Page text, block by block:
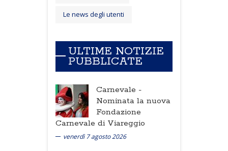
Le news degli utenti
ULTIME NOTIZIE
PUBBLICATE
Carnevale -
Nominata la nuova
Fondazione
Carnevale di Viareggio
venerdì 7 agosto 2026